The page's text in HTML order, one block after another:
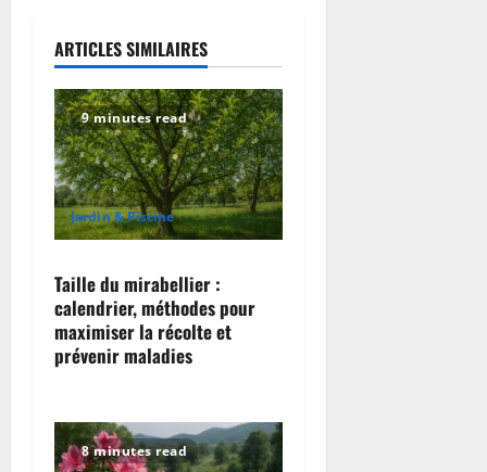
v
i
g
a
t
i
o
n
ARTICLES SIMILAIRES
9 minutes read
Jardin & Piscine
Taille du mirabellier :
calendrier, méthodes pour
maximiser la récolte et
prévenir maladies
8 minutes read